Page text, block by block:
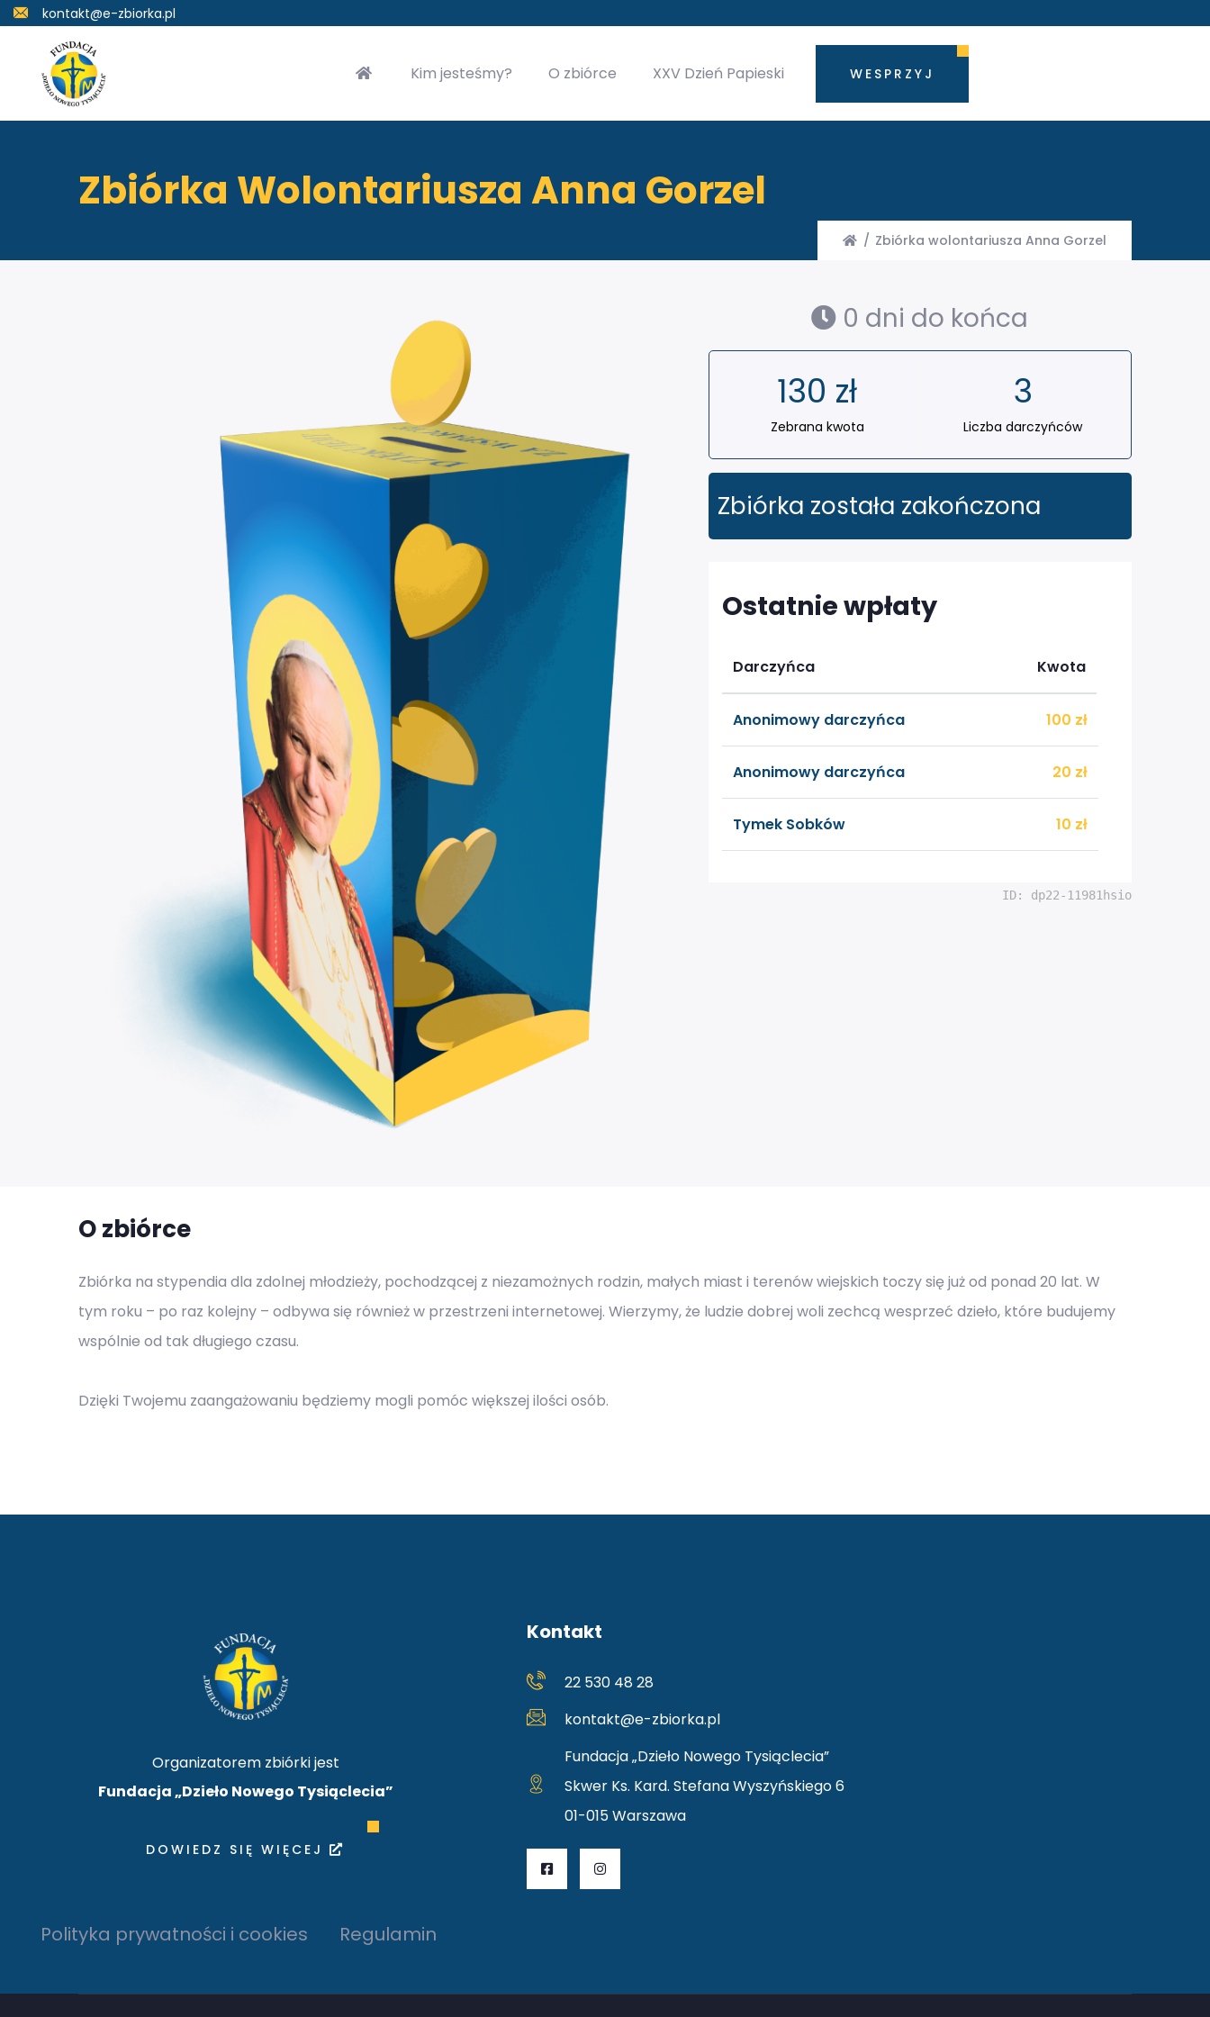
kontakt@e-zbiorka.pl
Kim jesteśmy? O zbiórce XXV Dzień Papieski WESPRZYJ
/ Zbiórka wolontariusza Anna Gorzel
Zbiórka Wolontariusza Anna Gorzel
0 dni do końca
130 zł
Zebrana kwota
3
Liczba darczyńców
Zbiórka została zakończona
Ostatnie wpłaty
Darczyńca Kwota
Anonimowy darczyńca 100 zł
Anonimowy darczyńca 20 zł
Tymek Sobków 10 zł
ID: dp22-11981hsio
O zbiórce
Zbiórka na stypendia dla zdolnej młodzieży, pochodzącej z niezamożnych rodzin, małych miast i terenów wiejskich toczy się już od ponad 20 lat. W
tym roku – po raz kolejny – odbywa się również w przestrzeni internetowej. Wierzymy, że ludzie dobrej woli zechcą wesprzeć dzieło, które budujemy
wspólnie od tak długiego czasu.
Dzięki Twojemu zaangażowaniu będziemy mogli pomóc większej ilości osób.
Organizatorem zbiórki jest
Fundacja „Dzieło Nowego Tysiąclecia”
DOWIEDZ SIĘ WIĘCEJ
Polityka prywatności i cookies Regulamin
Kontakt
22 530 48 28
kontakt@e-zbiorka.pl
Fundacja „Dzieło Nowego Tysiąclecia”
Skwer Ks. Kard. Stefana Wyszyńskiego 6
01-015 Warszawa